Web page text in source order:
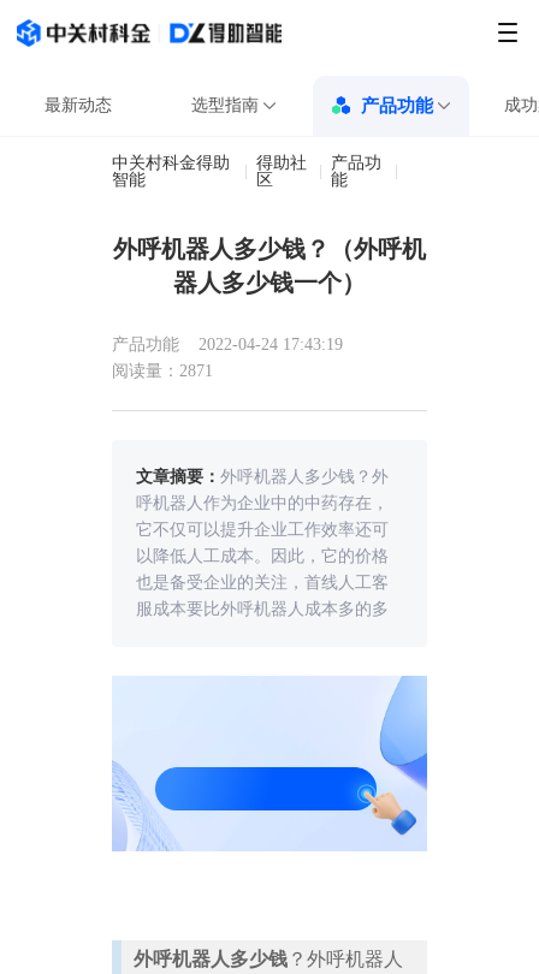
最新动态 选型指南 产品功能 成
中关村科金得助
智能
得助社
区
产品功
能
外呼机器人多少钱？（外呼机
器人多少钱一个）
产品功能
2022-04-24 17:43:19
阅读量：2871
文章摘要：外呼机器人多少钱？外
呼机器人作为企业中的中药存在，
它不仅可以提升企业工作效率还可
以降低人工成本。因此，它的价格
也是备受企业的关注，首线人工客
服成本要比外呼机器人成本多的多
外呼机器人多少钱 ？外呼机器人